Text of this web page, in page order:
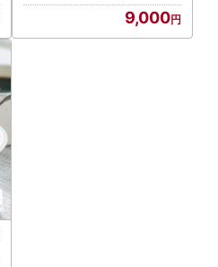
9,000